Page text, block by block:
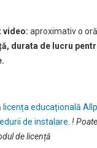
video: aproximativ o oră
durata de lucru
licența educațională
de instalare !
de licență